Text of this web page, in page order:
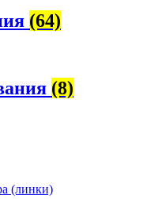
(64)
(8)